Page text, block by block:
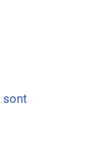
sont